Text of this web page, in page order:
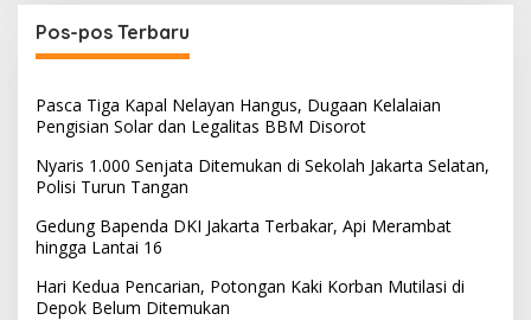
Pos-pos Terbaru
Pasca Tiga Kapal Nelayan Hangus, Dugaan Kelalaian
Pengisian Solar dan Legalitas BBM Disorot
Nyaris 1.000 Senjata Ditemukan di Sekolah Jakarta Selatan,
Polisi Turun Tangan
Gedung Bapenda DKI Jakarta Terbakar, Api Merambat
hingga Lantai 16
Hari Kedua Pencarian, Potongan Kaki Korban Mutilasi di
Depok Belum Ditemukan